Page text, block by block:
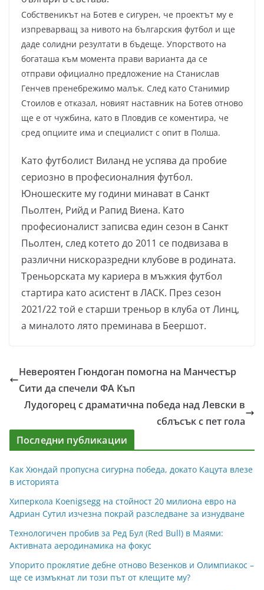
Собственикът на Ботев е сигурен, че проектът му е
изпреварващ за нивото на българския футбол и ще
даде солидни резултати в бъдеще. Упорството на
богаташа към момента прави варианта да се
отправи официално предложение на Станислав
Генчев пренебрежимо малък. След като Станимир
Стоилов е отказал, новият наставник на Ботев отново
ще е от чужбина, като в Пловдив се коментира, че
сред опциите има и специалист с опит в Полша.
Като футболист Виланд не успява да пробие
сериозно в професионалния футбол.
Юношеските му години минават в Санкт
Пьолтен, Рийд и Рапид Виена. Като
професионалист записва един сезон в Санкт
Пьолтен, след котето до 2011 се подвизава в
различни нискоразредни клубове в родината.
Треньорската му кариера в мъжкия футбол
стартира като асистент в ЛАСК. През сезон
2021/22 той е старши треньор в клуба от Линц,
а миналото лято преминава в Беершот.
Невероятен Гюндоган помогна на Манчестър
Сити да спечели ФА Къп
Лудогорец с драматична победа над Левски в
сблъсък с пет гола
Последни публикации
Как Хюндай пропусна сигурна победа, докато Кацута влезе
в историята
Хиперкола Koenigsegg на стойност 20 милиона евро на
Адриан Сутил изчезна покрай разследване за изнудване
Технологичен пробив за Ред Бул (Red Bull) в Маями:
Активната аеродинамика на фокус
Упорито проклятие дебне отново Везенков и Олимпиакос –
ще се измъкнат ли този път от клещите му?